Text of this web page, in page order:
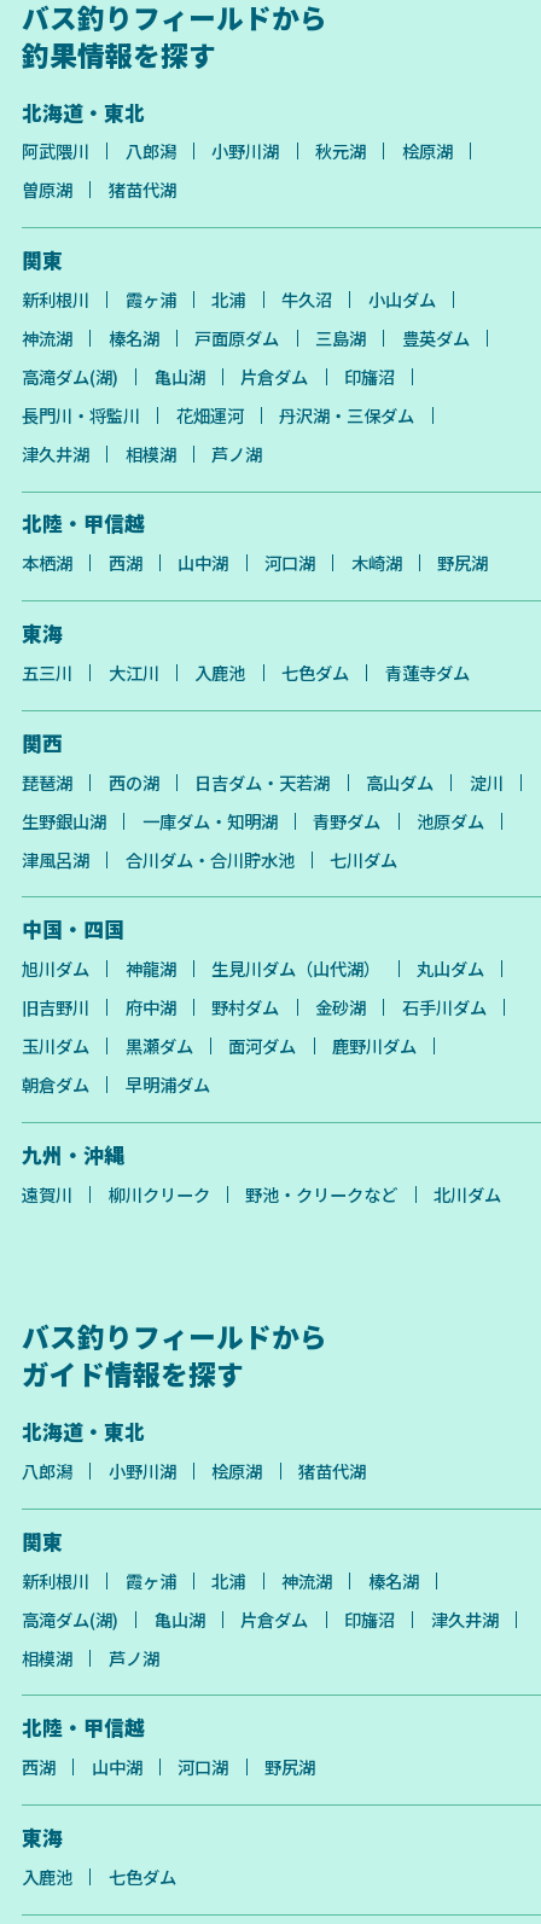
バス釣りフィールドから
釣果情報を探す
北海道・東北
阿武隈川 八郎潟 小野川湖 秋元湖
桧原湖
曽原湖
猪苗代湖
関東
新利根川 霞ヶ浦 北浦 牛久沼
小山ダム
神流湖
榛名湖 戸面原ダム 三島湖
豊英ダム
高滝ダム(湖)
亀山湖 片倉ダム
印旛沼
長門川・将監川
花畑運河
丹沢湖・三保ダム
津久井湖
相模湖 芦ノ湖
北陸・甲信越
本栖湖 西湖 山中湖 河口湖 木崎湖 野尻湖
東海
五三川 大江川 入鹿池 七色ダム 青蓮寺ダム
関西
琵琶湖 西の湖 日吉ダム・天若湖 高山ダム
淀川
生野銀山湖
一庫ダム・知明湖 青野ダム
池原ダム
津風呂湖
合川ダム・合川貯水池 七川ダム
中国・四国
旭川ダム 神龍湖 生見川ダム（山代湖）
丸山ダム
旧吉野川
府中湖 野村ダム 金砂湖
石手川ダム
玉川ダム
黒瀬ダム 面河ダム
鹿野川ダム
朝倉ダム
早明浦ダム
九州・沖縄
遠賀川 柳川クリーク 野池・クリークなど 北川ダム
バス釣りフィールドから
ガイド情報を探す
北海道・東北
八郎潟 小野川湖 桧原湖 猪苗代湖
関東
新利根川 霞ヶ浦 北浦 神流湖
榛名湖
高滝ダム(湖)
亀山湖 片倉ダム 印旛沼
津久井湖
相模湖
芦ノ湖
北陸・甲信越
西湖 山中湖 河口湖 野尻湖
東海
入鹿池 七色ダム